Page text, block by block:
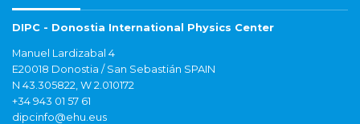
DIPC - Donostia International Physics Center
Manuel Lardizabal 4
E20018 Donostia / San Sebastián SPAIN
N 43.305822, W 2.010172
+34 943 01 57 61
dipcinfo@ehu.eus